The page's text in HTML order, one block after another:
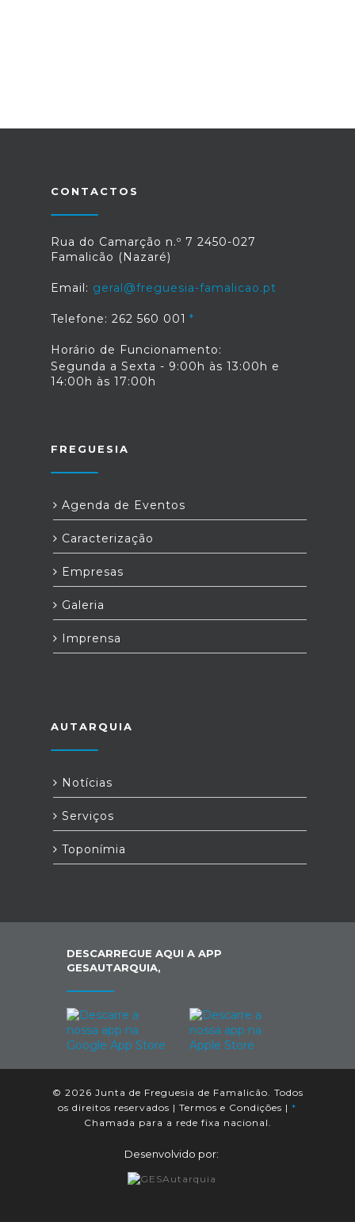
CONTACTOS
Rua do Camarção n.º 7 2450-027
Famalicão (Nazaré)
Email: geral@freguesia-famalicao.pt
Telefone: 262 560 001
Horário de Funcionamento:
Segunda a Sexta - 9:00h às 13:00h e
14:00h às 17:00h
FREGUESIA
Agenda de Eventos
Caracterização
Empresas
Galeria
Imprensa
AUTARQUIA
Notícias
Serviços
Toponímia
DESCARREGUE AQUI A APP
GESAUTARQUIA,
© 2026 Junta de Freguesia de Famalicão. Todos
os direitos reservados | Termos e Condições | *
Chamada para a rede fixa nacional.
Desenvolvido por: